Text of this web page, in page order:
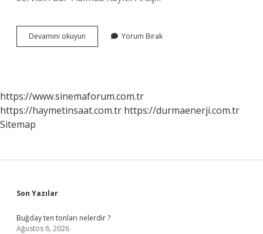
Devamını okuyun
Araba
Yorum Bırak
https://www.sinemaforum.com.tr
https://haymetinsaat.com.tr https://durmaenerji.com.tr
Sitemap
Sidebar
Son Yazılar
Buğday ten tonları nelerdir ?
Ağustos 6, 2026